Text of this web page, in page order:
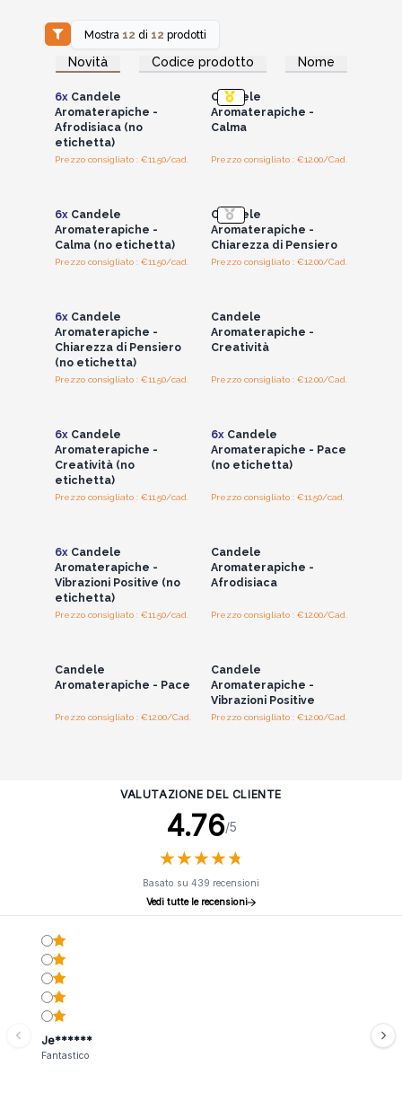
Mostra 12 di 12 prodotti
Novità Codice prodotto Nome
Accedi per vedere
i prezzi all'ingrosso
6xCandele
Aromaterapiche -
Afrodisiaca (no
etichetta)
Prezzo consigliato : €11.50/cad.
Accedi per vedere
i prezzi all'ingrosso
Candele
Aromaterapiche -
Calma
Prezzo consigliato : €12.00/Cad.
6xCandele
Aromaterapiche -
Calma (no etichetta)
Prezzo consigliato : €11.50/cad.
Candele
Aromaterapiche -
Chiarezza di Pensiero
Prezzo consigliato : €12.00/Cad.
6xCandele
Aromaterapiche -
Chiarezza di Pensiero
(no etichetta)
Prezzo consigliato : €11.50/cad.
Candele
Aromaterapiche -
Creatività
Prezzo consigliato : €12.00/Cad.
6xCandele
Aromaterapiche -
Creatività (no
etichetta)
Prezzo consigliato : €11.50/cad.
6xCandele
Aromaterapiche - Pace
(no etichetta)
Prezzo consigliato : €11.50/cad.
6xCandele
Aromaterapiche -
Vibrazioni Positive (no
etichetta)
Prezzo consigliato : €11.50/cad.
Candele
Aromaterapiche -
Afrodisiaca
Prezzo consigliato : €12.00/Cad.
Candele
Aromaterapiche - Pace
Prezzo consigliato : €12.00/Cad.
Candele
Aromaterapiche -
Vibrazioni Positive
Prezzo consigliato : €12.00/Cad.
VALUTAZIONE DEL CLIENTE
4.76/5
★★★★★
★★★★★
Basato su 439 recensioni
Vedi tutte le recensioni
Je******
Fantastico